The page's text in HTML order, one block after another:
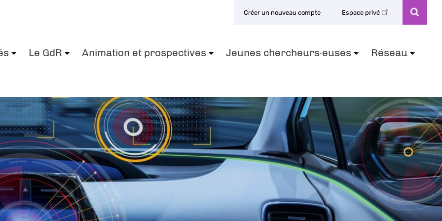
Créer un nouveau compte Espace privé
Le GdR Animation et prospectives Jeunes chercheurs·euses Réseau